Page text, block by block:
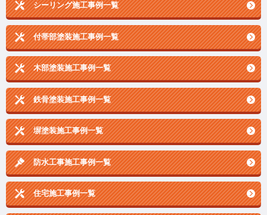
シーリング施工事例一覧
付帯部塗装施工事例一覧
木部塗装施工事例一覧
鉄骨塗装施工事例一覧
塀塗装施工事例一覧
防水工事施工事例一覧
住宅施工事例一覧